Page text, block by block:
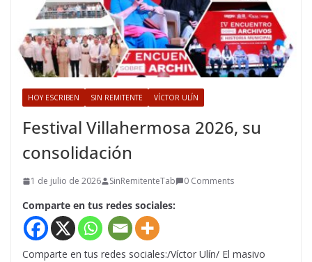
HOY ESCRIBEN SIN REMITENTE VÍCTOR ULÍN
Festival Villahermosa 2026, su
consolidación
1 de julio de 2026 SinRemitenteTab 0 Comments
Comparte en tus redes sociales:
Comparte en tus redes sociales:/Víctor Ulín/ El masivo